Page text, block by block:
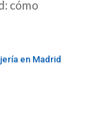
cómo
en Madrid